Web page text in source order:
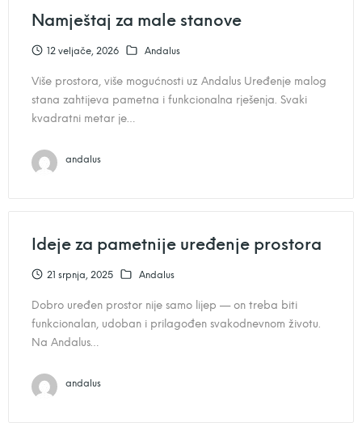
Namještaj za male stanove
12 veljače, 2026 Andalus
Više prostora, više mogućnosti uz Andalus Uređenje malog
stana zahtijeva pametna i funkcionalna rješenja. Svaki
kvadratni metar je…
andalus
Ideje za pametnije uređenje prostora
21 srpnja, 2025 Andalus
Dobro uređen prostor nije samo lijep — on treba biti
funkcionalan, udoban i prilagođen svakodnevnom životu.
Na Andalus…
andalus